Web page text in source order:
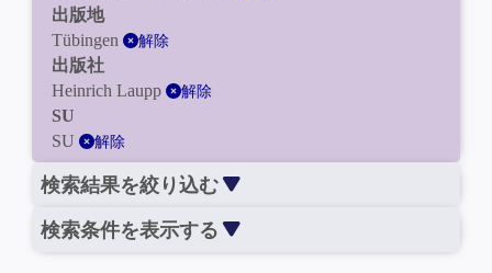
出版地
Tübingen
解除
出版社
Heinrich Laupp
解除
SU
SU
解除
検索結果を絞り込む
検索条件を表示する